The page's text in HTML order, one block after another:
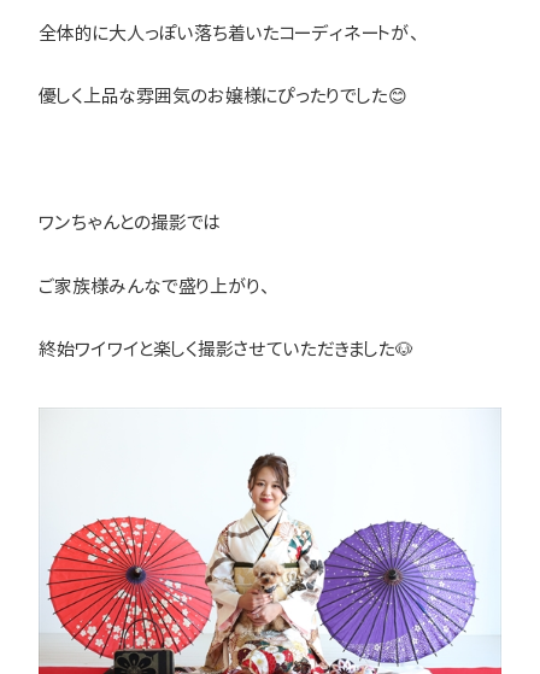
全体的に大人っぽい落ち着いたコーディネートが、
優しく上品な雰囲気のお嬢様にぴったりでした😊
ワンちゃんとの撮影では
ご家族様みんなで盛り上がり、
終始ワイワイと楽しく撮影させていただきました🐶